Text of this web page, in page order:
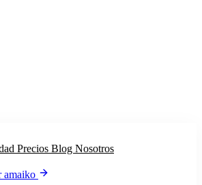
Precios Blog Nosotros
amaiko